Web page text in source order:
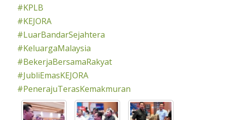
#KPLB
#KEJORA
#LuarBandarSejahtera
#KeluargaMalaysia
#BekerjaBersamaRakyat
#JubliEmasKEJORA
#PenerajuTerasKemakmuran